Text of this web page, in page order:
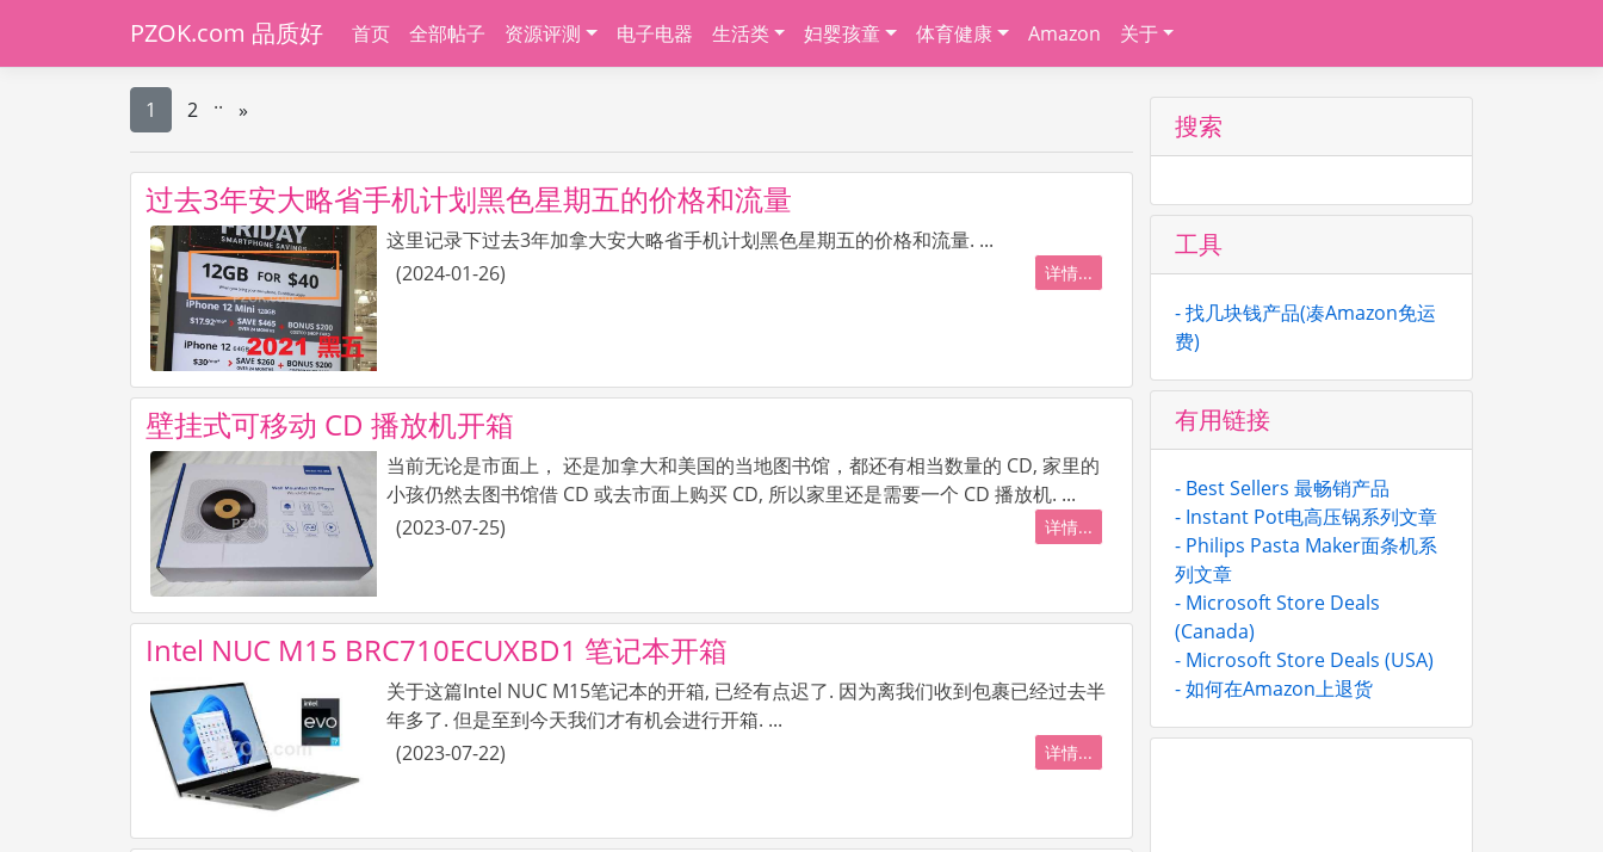
PZOK.com 品质好 首页 全部帖子 资源评测 电子电器 生活类 妇婴孩童 体育健康 Amazon 关于
1 2 .. »
过去3年安大略省手机计划黑色星期五的价格和流量
这里记录下过去3年加拿大安大略省手机计划黑色星期五的价格和流量. ...
(2024-01-26) 详情...
壁挂式可移动 CD 播放机开箱
当前无论是市面上， 还是加拿大和美国的当地图书馆，都还有相当数量的 CD, 家里的
小孩仍然去图书馆借 CD 或去市面上购买 CD, 所以家里还是需要一个 CD 播放机. ...
(2023-07-25) 详情...
Intel NUC M15 BRC710ECUXBD1 笔记本开箱
关于这篇Intel NUC M15笔记本的开箱, 已经有点迟了. 因为离我们收到包裹已经过去半
年多了. 但是至到今天我们才有机会进行开箱. ...
(2023-07-22) 详情...
搜索
工具
- 找几块钱产品(凑Amazon免运
费)
有用链接
- Best Sellers 最畅销产品
- Instant Pot电高压锅系列文章
- Philips Pasta Maker面条机系
列文章
- Microsoft Store Deals
(Canada)
- Microsoft Store Deals (USA)
- 如何在Amazon上退货